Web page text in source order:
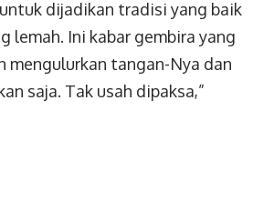
dijadikan tradisi yang baik
lemah. Ini kabar gembira yang
mengulurkan tangan-Nya dan
saja. Tak usah dipaksa,”